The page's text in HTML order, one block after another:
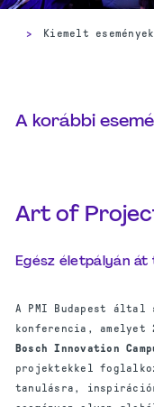
> Kiemelt események
A korábbi
Art of
Egész életpályán
A PMI Budapest által
konferencia, amelyet
Bosch Innovation
projektekkel
tanulásra,